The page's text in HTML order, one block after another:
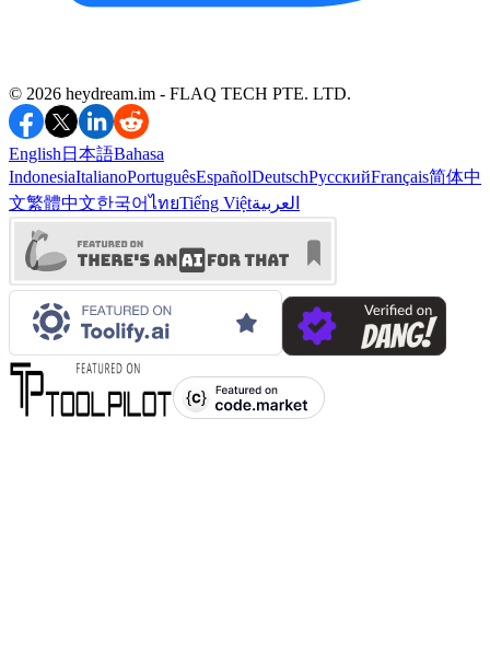
©️ 2026 heydream.im - FLAQ TECH PTE. LTD.
English 日本語Bahasa
IndonesiaItalianoPortuguêsEspañolDeutschРусскийFrançais简体中
文繁體中文한국어ไทยTiếng Việtالعربية